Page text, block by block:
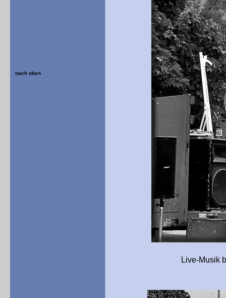
Live-Musik begleitete
nach oben